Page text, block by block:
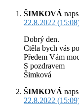
ŠIMKOVÁ
22.8.2022
Dobrý den.
Ctěla bych vás
Předem Vám
S pozdravem
Šimková
ŠIMKOVÁ
22.8.2022